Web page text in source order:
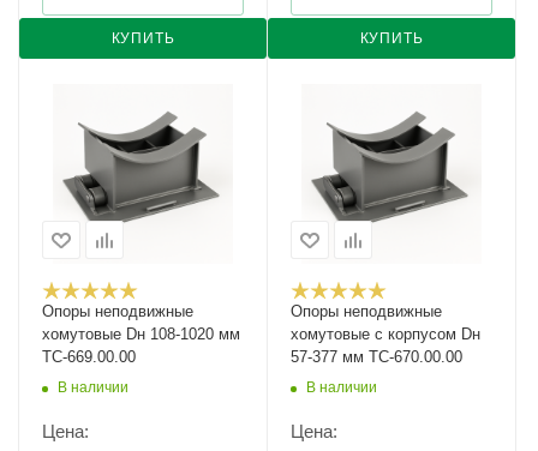
КУПИТЬ КУПИТЬ
Опоры неподвижные
хомутовые Dн 108-1020 мм
ТС-669.00.00
В наличии
Цена:
Опоры неподвижные
хомутовые с корпусом Dн
57-377 мм ТС-670.00.00
В наличии
Цена: